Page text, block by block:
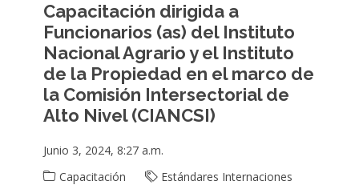
Capacitación dirigida a
Funcionarios (as) del Instituto
Nacional Agrario y el Instituto
de la Propiedad en el marco de
la Comisión Intersectorial de
Alto Nivel (CIANCSI)
Junio 3, 2024, 8:27 a.m.
Capacitación
Estándares Internaciones